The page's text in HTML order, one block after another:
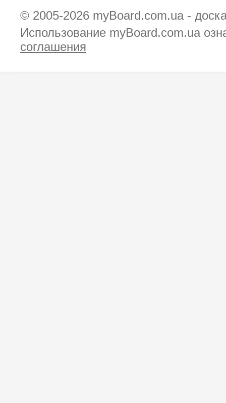
© 2005-2026 myBoard.com.ua -
Использование myBoard.com.ua
соглашения